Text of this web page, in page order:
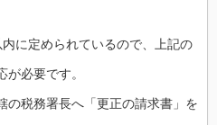
に定められているので、上記の
必要です。
の税務署長へ「更正の請求書」を